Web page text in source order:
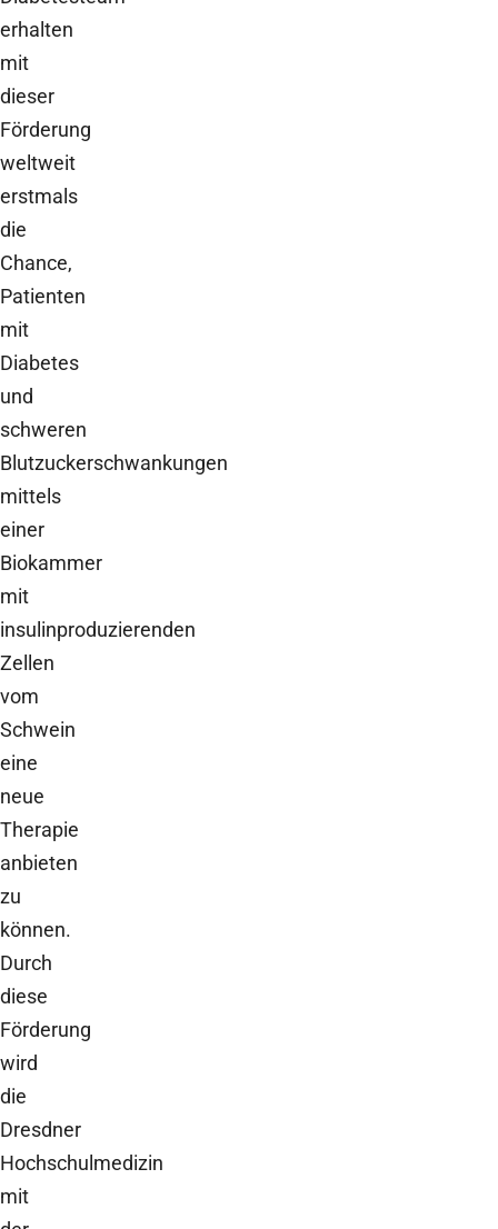
erhalten
mit
dieser
Förderung
weltweit
erstmals
die
Chance,
Patienten
mit
Diabetes
und
schweren
Blutzuckerschwankungen
mittels
einer
Biokammer
mit
insulinproduzierenden
Zellen
vom
Schwein
eine
neue
Therapie
anbieten
zu
können.
Durch
diese
Förderung
wird
die
Dresdner
Hochschulmedizin
mit